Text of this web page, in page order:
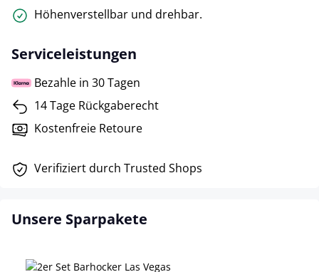
Höhenverstellbar und drehbar.
Serviceleistungen
Bezahle in 30 Tagen
14 Tage Rückgaberecht
Kostenfreie Retoure
Verifiziert durch Trusted Shops
Unsere Sparpakete